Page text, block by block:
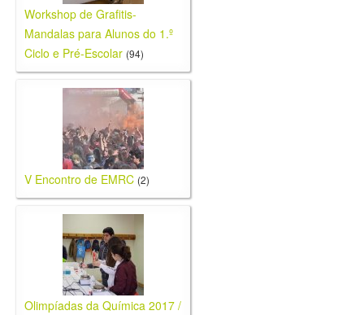
Workshop de Grafitis-
Mandalas para Alunos do 1.º
Ciclo e Pré-Escolar (94)
V Encontro de EMRC (2)
Olimpíadas da Química 2017 /